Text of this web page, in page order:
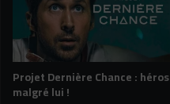
Projet Dernière Chance : héros
malgré lui !